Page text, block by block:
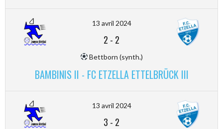
13 avril 2024
2 - 2
Bettborn (synth.)
BAMBINIS II - FC ETZELLA ETTELBRÜCK III
13 avril 2024
3 - 2